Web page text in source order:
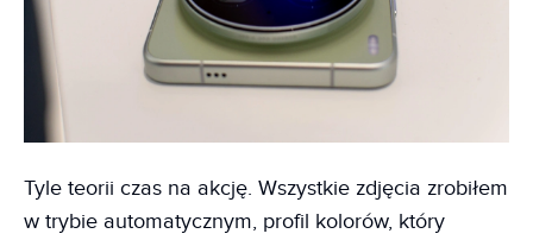
Tyle teorii czas na akcję. Wszystkie zdjęcia zrobiłem
w trybie automatycznym, profil kolorów, który